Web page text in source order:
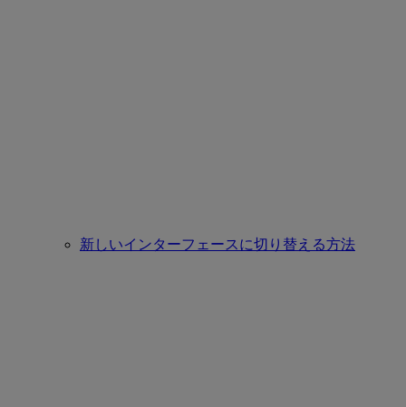
新しいインターフェースに切り替える方法